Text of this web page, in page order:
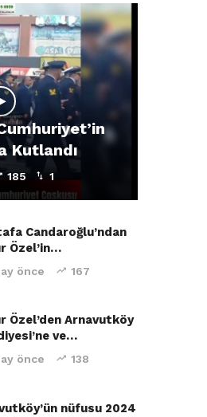
Kutlandı
185 1
Candaroğlu’ndan
Özel’in…
ay önce 167
Özel’den Arnavutköy
ve…
ay önce 138
nüfusu 2024